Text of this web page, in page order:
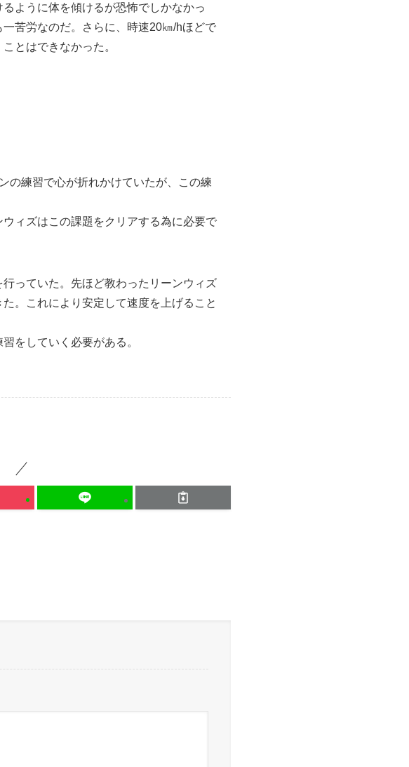
ように体を傾けるが恐怖でしかなかっ
苦労なのだ。さらに、時速20㎞/hほどで
とはできなかった。
の練習で心が折れかけていたが、この練
ィズはこの課題をクリアする為に必要で
っていた。先ほど教わったリーンウィズ
。これにより安定して速度を上げること
をしていく必要がある。